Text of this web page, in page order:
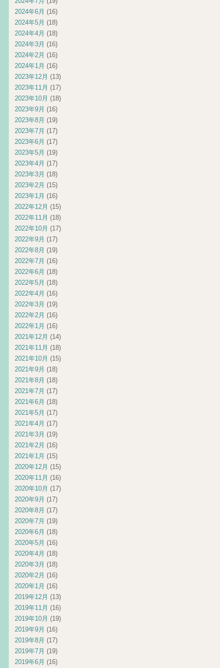
2024年6月 (16)
2024年5月 (18)
2024年4月 (18)
2024年3月 (16)
2024年2月 (16)
2024年1月 (16)
2023年12月 (13)
2023年11月 (17)
2023年10月 (18)
2023年9月 (16)
2023年8月 (19)
2023年7月 (17)
2023年6月 (17)
2023年5月 (19)
2023年4月 (17)
2023年3月 (18)
2023年2月 (15)
2023年1月 (16)
2022年12月 (15)
2022年11月 (18)
2022年10月 (17)
2022年9月 (17)
2022年8月 (19)
2022年7月 (16)
2022年6月 (18)
2022年5月 (18)
2022年4月 (16)
2022年3月 (19)
2022年2月 (16)
2022年1月 (16)
2021年12月 (14)
2021年11月 (18)
2021年10月 (15)
2021年9月 (18)
2021年8月 (18)
2021年7月 (17)
2021年6月 (18)
2021年5月 (17)
2021年4月 (17)
2021年3月 (19)
2021年2月 (16)
2021年1月 (15)
2020年12月 (15)
2020年11月 (16)
2020年10月 (17)
2020年9月 (17)
2020年8月 (17)
2020年7月 (19)
2020年6月 (18)
2020年5月 (16)
2020年4月 (18)
2020年3月 (18)
2020年2月 (16)
2020年1月 (16)
2019年12月 (13)
2019年11月 (16)
2019年10月 (19)
2019年9月 (16)
2019年8月 (17)
2019年7月 (19)
2019年6月 (16)